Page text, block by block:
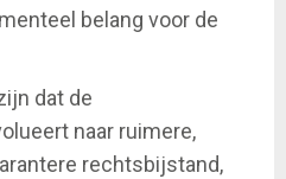
belang voor de
dat de
naar ruimere,
rechtsbijstand,